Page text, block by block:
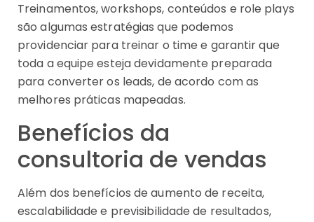
Treinamentos, workshops, conteúdos e role plays
são algumas estratégias que podemos
providenciar para treinar o time e garantir que
toda a equipe esteja devidamente preparada
para converter os leads, de acordo com as
melhores práticas mapeadas.
Benefícios da
consultoria de vendas
Além dos benefícios de aumento de receita,
escalabilidade e previsibilidade de resultados,